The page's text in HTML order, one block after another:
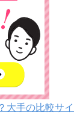
大手の比較サイ